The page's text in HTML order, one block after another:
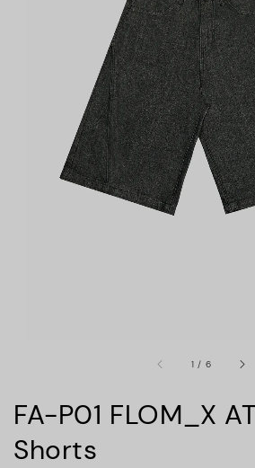
1 / 6
FA-P01 FLOM_X
Shorts